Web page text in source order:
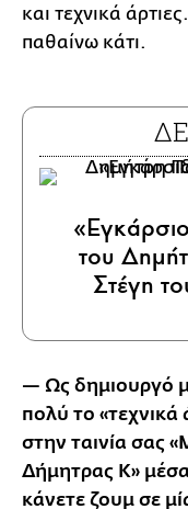
και τεχνικά
παθαίνω κάτι.
του
Στέγη
— Ως δημιουργό
πολύ το
στην ταινία σας
Δήμητρας Κ»
κάνετε ζουμ σε